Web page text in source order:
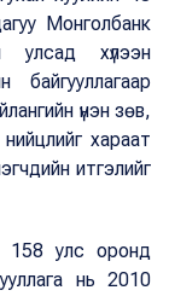
Монголбанк
улсад хүлээн
үнэн зөв,
хараат
итгэлийг
158 улс оронд
нь 2010